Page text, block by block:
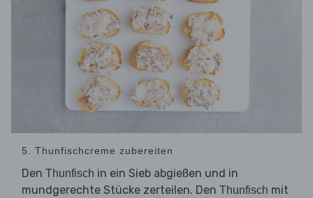
5. Thunfischcreme zubereiten
Den Thunfisch in ein Sieb abgießen und in
mundgerechte Stücke zerteilen. Den Thunfisch mit